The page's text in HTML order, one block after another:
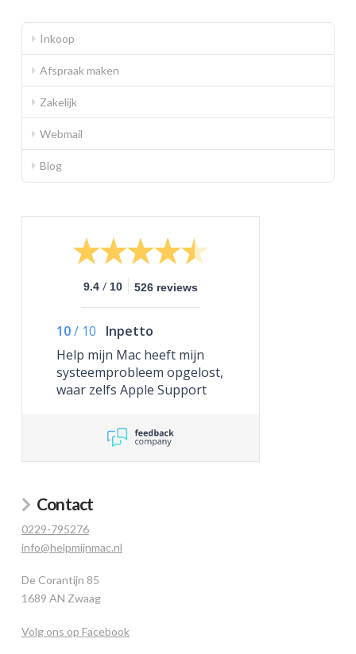
Inkoop
Afspraak maken
Zakelijk
Webmail
Blog
9.4 / 10 526 reviews
10/ 10
Inpetto
Help mijn Mac heeft mijn
systeemprobleem opgelost,
waar zelfs Apple Support
Contact
0229-795276
info@helpmijnmac.nl
De Corantijn 85
1689 AN Zwaag
Volg ons op Facebook